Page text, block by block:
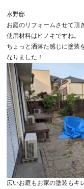
水野邸
お庭のリフォームさせて頂
使用材料はヒノキですね。
ちょっと洒落た感じに塗装
なりました！
広いお庭もお家の塗装もキ